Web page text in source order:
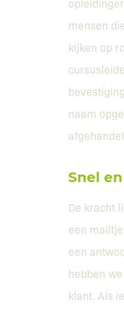
mensen
kijken op
naam
Snel
De kracht
een
een
hebben
klant. Als